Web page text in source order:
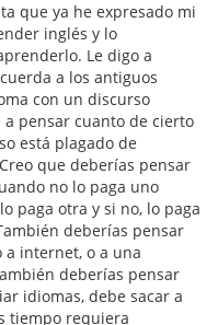
que ya he expresado mi
inglés y lo
Le digo a
a los antiguos
con un discurso
pensar cuanto de cierto
está plagado de
que deberías pensar
no lo paga uno
paga otra y si no, lo paga
deberías pensar
a internet, o a una
deberías pensar
idiomas, debe sacar a
tiempo requiera